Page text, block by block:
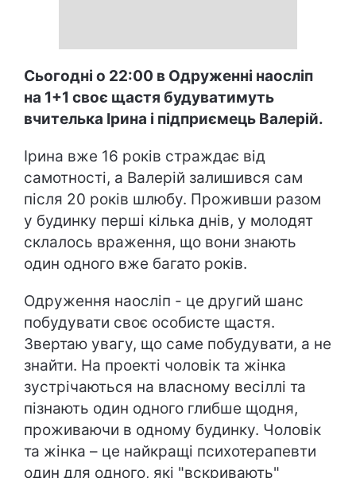
Сьогодні о 22:00 в Одруженні наосліп
на 1+1 своє щастя будуватимуть
вчителька Ірина і підприємець Валерій.
Ірина вже 16 років страждає від
самотності, а Валерій залишився сам
після 20 років шлюбу. Проживши разом
у будинку перші кілька днів, у молодят
склалось враження, що вони знають
один одного вже багато років.
Одруження наосліп - це другий шанс
побудувати своє особисте щастя.
Звертаю увагу, що саме побудувати, а не
знайти. На проекті чоловік та жінка
зустрічаються на власному весіллі та
пізнають один одного глибше щодня,
проживаючи в одному будинку. Чоловік
та жінка – це найкращі психотерапевти
один для одного, які "вскривають"